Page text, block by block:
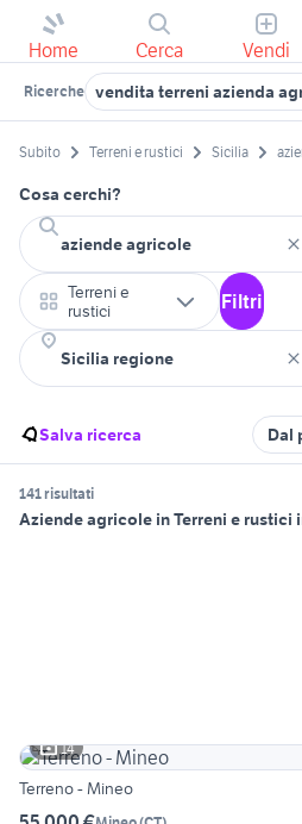
Home Cerca Vendi
Ricerche vendita terreni azienda
Subito Terreni e rustici Sicilia
Cosa cerchi?
Terreni e
rustici
Filtri
Salva ricerca Dal
141 risultati
Aziende agricole in Terreni e rustici
14
Terreno - Mineo